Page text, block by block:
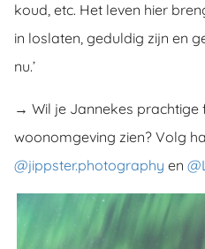
koud, etc. Het leven hier
in loslaten, geduldig zijn en
nu.’
→ Wil je Jannekes prachtige
woonomgeving zien? Volg
@jippster.photography en